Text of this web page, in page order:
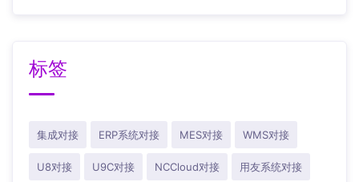
标签
集成对接 ERP系统对接 MES对接 WMS对接
U8对接 U9C对接 NCCloud对接 用友系统对接